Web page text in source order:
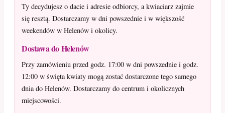
Ty decydujesz o dacie i adresie odbiorcy, a kwiaciarz zajmie
się resztą. Dostarczamy w dni powszednie i w większość
weekendów w Helenów i okolicy.
Dostawa do Helenów
Przy zamówieniu przed godz. 17:00 w dni powszednie i godz.
12:00 w święta kwiaty mogą zostać dostarczone tego samego
dnia do Helenów. Dostarczamy do centrum i okolicznych
miejscowości.